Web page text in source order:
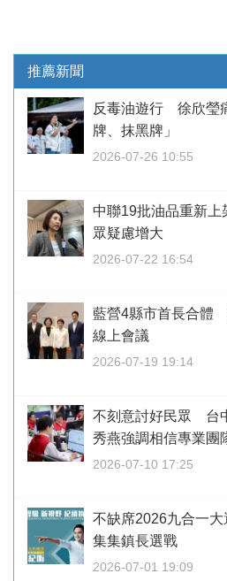
推薦新聞
反毒油遊行 徐欣瑩
牌、抹黑牌」
2026-07-26 10:55
中聯19批油品重新
眾疑慮增大
2026-07-22 16:54
藍營4縣市首長合體
線上會議
2026-07-19 19:14
不刻意討好民眾 台
秀燕強調相信專業團
2026-07-10 17:25
不缺席2026九合一
集集鎮長選戰
2026-07-01 19:09